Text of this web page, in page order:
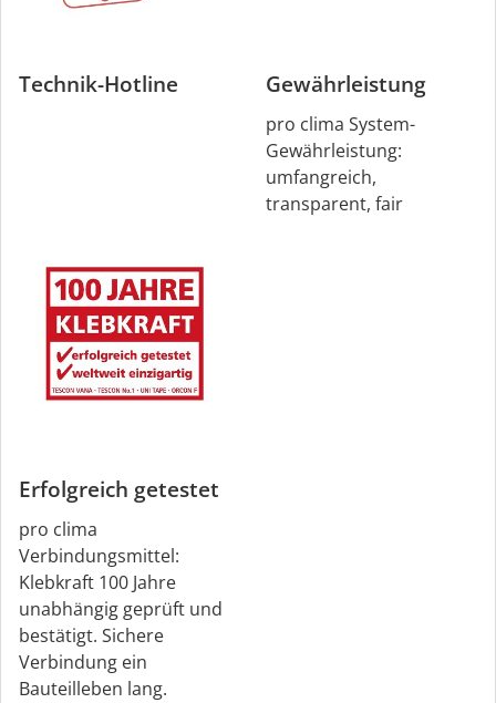
Technik-Hotline Gewährleistung
pro clima System-
Gewährleistung:
umfangreich,
transparent, fair
Erfolgreich getestet
pro clima
Verbindungsmittel:
Klebkraft 100 Jahre
unabhängig geprüft und
bestätigt. Sichere
Verbindung ein
Bauteilleben lang.